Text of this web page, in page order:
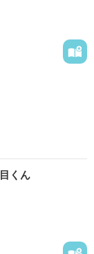
、何もかもキミ
くん